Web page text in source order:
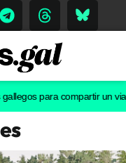
para compartir un viaje en